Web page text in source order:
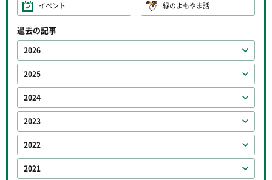
イベント 緑のよもやま話
過去の記事
2026
2025
2024
2023
2022
2021